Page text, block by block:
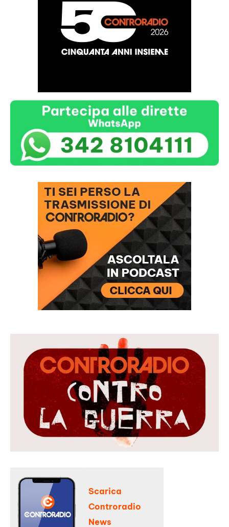
Scarica
Controradio
News